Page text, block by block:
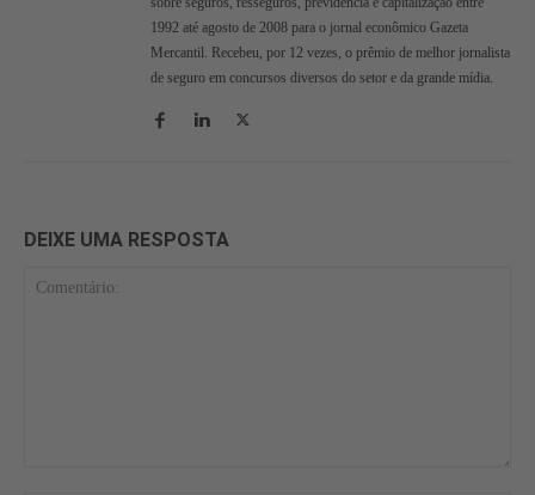
1992 até agosto de 2008 para o jornal econômico Gazeta
Mercantil. Recebeu, por 12 vezes, o prêmio de melhor jornalista
de seguro em concursos diversos do setor e da grande mídia.
DEIXE UMA RESPOSTA